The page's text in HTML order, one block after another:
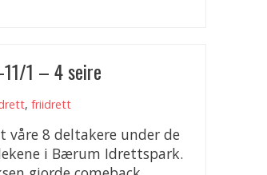
1 – 4 seire
, friidrett
våre 8 deltakere under de
i Bærum Idrettspark.